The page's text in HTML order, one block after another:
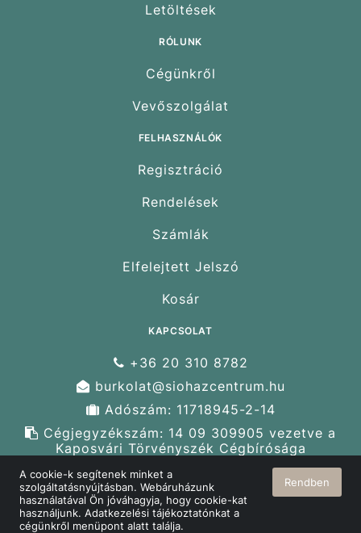
A cookie-k segítenek minket a
szolgáltatásnyújtásban. Webáruházunk
használatával Ön jóváhagyja, hogy cookie-kat
használjunk. Adatkezelési tájékoztatónkat a
cégünkről menüpont alatt találja.
Rendben
Letöltések
RÓLUNK
Cégünkről
Vevőszolgálat
FELHASZNÁLÓK
Regisztráció
Rendelések
Számlák
Elfelejtett Jelszó
Kosár
KAPCSOLAT
+36 20 310 8782
burkolat@siohazcentrum.hu
Adószám: 11718945-2-14
Cégjegyzékszám: 14 09 309905 vezetve a
Kaposvári Törvényszék Cégbírósága
Cím: 8600 Siófok, Ipar u. 2.